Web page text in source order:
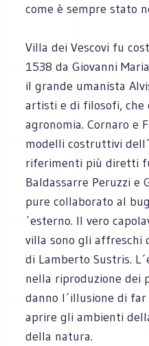
come è sempre stato
Villa dei Vescovi fu
1538 da Giovanni
il grande umanista
artisti e di filosofi, che
agronomia. Cornaro e
modelli costruttivi
riferimenti più diretti
Baldassarre Peruzzi e
pure collaborato al
´esterno. Il vero
villa sono gli affreschi
di Lamberto Sustris.
nella riproduzione dei
danno l´illusione di
aprire gli ambienti
della natura.